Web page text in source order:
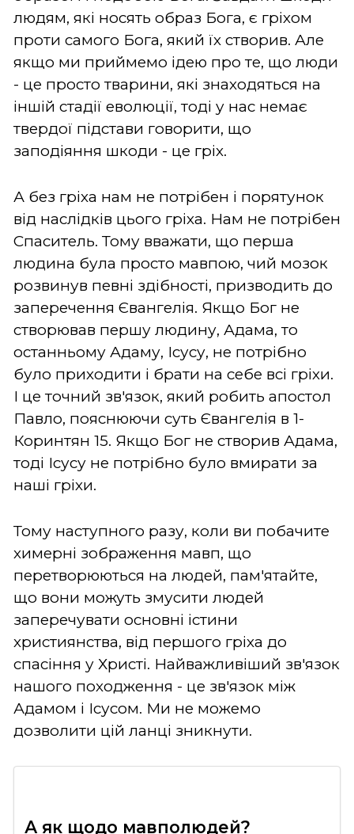
людям, які носять образ Бога, є гріхом
проти самого Бога, який їх створив. Але
якщо ми приймемо ідею про те, що люди
- це просто тварини, які знаходяться на
іншій стадії еволюції, тоді у нас немає
твердої підстави говорити, що
заподіяння шкоди - це гріх.
А без гріха нам не потрібен і порятунок
від наслідків цього гріха. Нам не потрібен
Спаситель. Тому вважати, що перша
людина була просто мавпою, чий мозок
розвинув певні здібності, призводить до
заперечення Євангелія. Якщо Бог не
створював першу людину, Адама, то
останньому Адаму, Ісусу, не потрібно
було приходити і брати на себе всі гріхи.
І це точний зв'язок, який робить апостол
Павло, пояснюючи суть Євангелія в 1-
Коринтян 15. Якщо Бог не створив Адама,
тоді Ісусу не потрібно було вмирати за
наші гріхи.
Тому наступного разу, коли ви побачите
химерні зображення мавп, що
перетворюються на людей, пам'ятайте,
що вони можуть змусити людей
заперечувати основні істини
християнства, від першого гріха до
спасіння у Христі. Найважливіший зв'язок
нашого походження - це зв'язок між
Адамом і Ісусом. Ми не можемо
дозволити цій ланці зникнути.
А як щодо мавполюдей?